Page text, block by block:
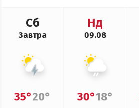
Сб
Завтра
35°20°
Нд
09.08
30°18°